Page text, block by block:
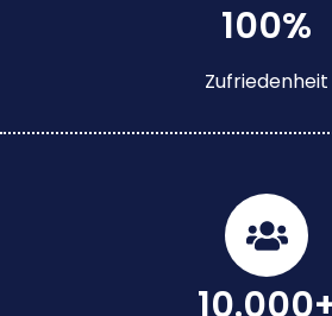
100%
Zufriedenheit